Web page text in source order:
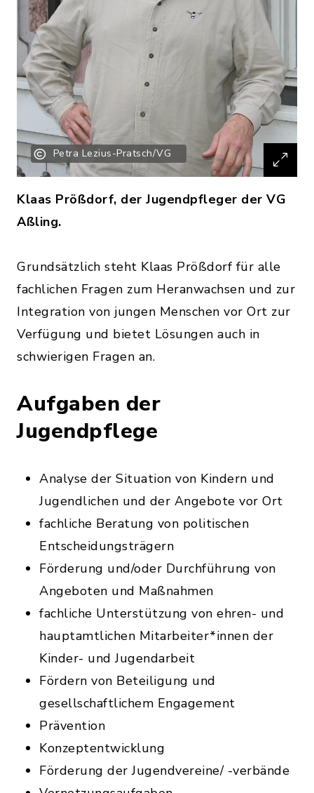
Petra Lezius-Pratsch/VG
Klaas Prößdorf, der Jugendpfleger der VG
Aßling.
Grundsätzlich steht Klaas Prößdorf für alle
fachlichen Fragen zum Heranwachsen und zur
Integration von jungen Menschen vor Ort zur
Verfügung und bietet Lösungen auch in
schwierigen Fragen an.
Aufgaben der
Jugendpflege
Analyse der Situation von Kindern und
Jugendlichen und der Angebote vor Ort
fachliche Beratung von politischen
Entscheidungsträgern
Förderung und/oder Durchführung von
Angeboten und Maßnahmen
fachliche Unterstützung von ehren- und
hauptamtlichen Mitarbeiter*innen der
Kinder- und Jugendarbeit
Fördern von Beteiligung und
gesellschaftlichem Engagement
Prävention
Konzeptentwicklung
Förderung der Jugendvereine/ -verbände